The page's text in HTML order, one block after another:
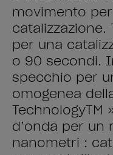
movimento
per una
o 90 secondi.
specchio per
omogenea
TechnologyTM
d’onda per un
nanometri :